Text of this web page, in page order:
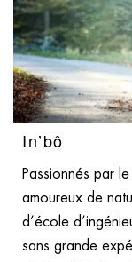
In’bô
Passionnés par
amoureux de
d’école
sans grande